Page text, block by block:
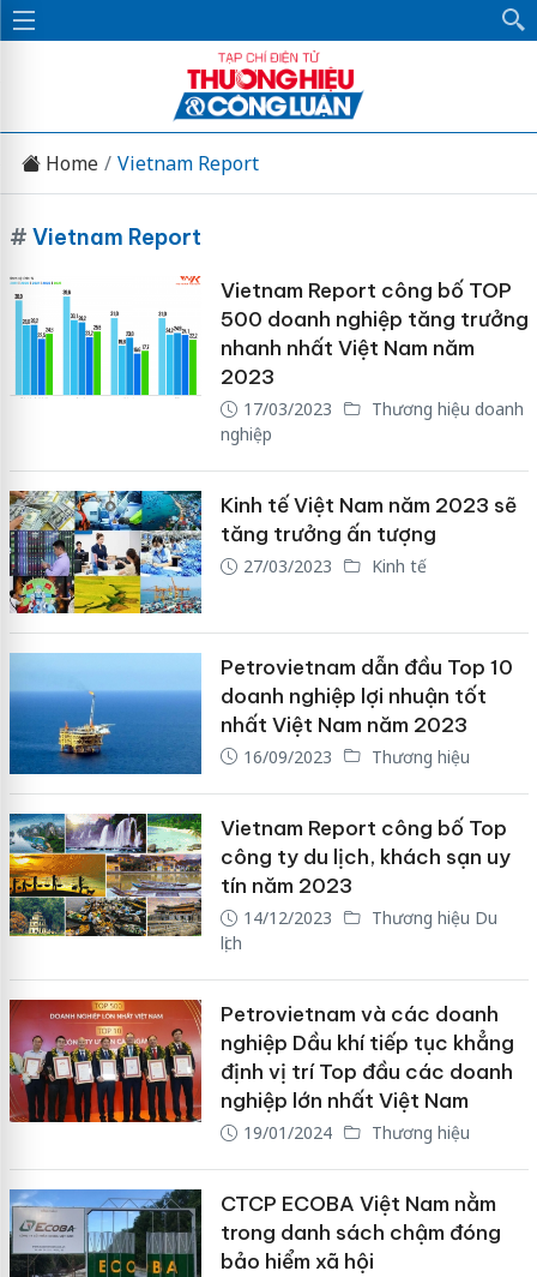
Home Vietnam Report
# Vietnam Report
Vietnam Report công bố TOP
500 doanh nghiệp tăng trưởng
nhanh nhất Việt Nam năm
2023
17/03/2023
Thương hiệu doanh
nghiệp
Kinh tế Việt Nam năm 2023 sẽ
tăng trưởng ấn tượng
27/03/2023 Kinh tế
Petrovietnam dẫn đầu Top 10
doanh nghiệp lợi nhuận tốt
nhất Việt Nam năm 2023
16/09/2023 Thương hiệu
Vietnam Report công bố Top
công ty du lịch, khách sạn uy
tín năm 2023
14/12/2023
Thương hiệu Du
lịch
Petrovietnam và các doanh
nghiệp Dầu khí tiếp tục khẳng
định vị trí Top đầu các doanh
nghiệp lớn nhất Việt Nam
19/01/2024 Thương hiệu
CTCP ECOBA Việt Nam nằm
trong danh sách chậm đóng
bảo hiểm xã hội